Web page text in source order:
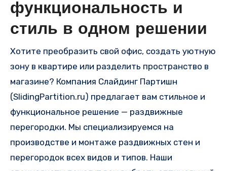
функциональность и
стиль в одном решении
Хотите преобразить свой офис, создать уютную
зону в квартире или разделить пространство в
магазине? Компания Слайдинг Партишн
(SlidingPartition.ru) предлагает вам стильное и
функциональное решение — раздвижные
перегородки. Мы специализируемся на
производстве и монтаже раздвижных стен и
перегородок всех видов и типов. Наши